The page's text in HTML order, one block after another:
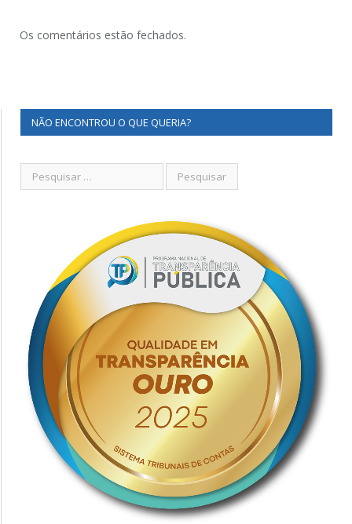
Os comentários estão fechados.
NÃO ENCONTROU O QUE QUERIA?